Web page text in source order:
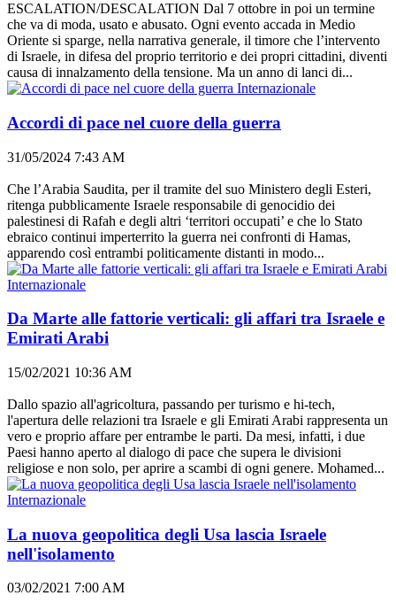
ESCALATION/DESCALATION Dal 7 ottobre in poi un termine
che va di moda, usato e abusato. Ogni evento accada in Medio
Oriente si sparge, nella narrativa generale, il timore che l’intervento
di Israele, in difesa del proprio territorio e dei propri cittadini, diventi
causa di innalzamento della tensione. Ma un anno di lanci di...
Internazionale
Accordi di pace nel cuore della guerra
31/05/2024 7:43 AM
Che l’Arabia Saudita, per il tramite del suo Ministero degli Esteri,
ritenga pubblicamente Israele responsabile di genocidio dei
palestinesi di Rafah e degli altri ‘territori occupati’ e che lo Stato
ebraico continui imperterrito la guerra nei confronti di Hamas,
apparendo così entrambi politicamente distanti in modo...
Internazionale
Da Marte alle fattorie verticali: gli affari tra Israele e
Emirati Arabi
15/02/2021 10:36 AM
Dallo spazio all'agricoltura, passando per turismo e hi-tech,
l'apertura delle relazioni tra Israele e gli Emirati Arabi rappresenta un
vero e proprio affare per entrambe le parti. Da mesi, infatti, i due
Paesi hanno aperto al dialogo di pace che supera le divisioni
religiose e non solo, per aprire a scambi di ogni genere. Mohamed...
Internazionale
La nuova geopolitica degli Usa lascia Israele
nell'isolamento
03/02/2021 7:00 AM